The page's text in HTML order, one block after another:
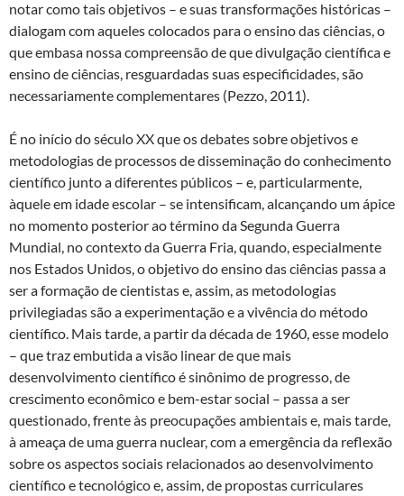
notar como tais objetivos – e suas transformações históricas –
dialogam com aqueles colocados para o ensino das ciências, o
que embasa nossa compreensão de que divulgação científica e
ensino de ciências, resguardadas suas especificidades, são
necessariamente complementares (Pezzo, 2011).
É no início do século XX que os debates sobre objetivos e
metodologias de processos de disseminação do conhecimento
científico junto a diferentes públicos – e, particularmente,
àquele em idade escolar – se intensificam, alcançando um ápice
no momento posterior ao término da Segunda Guerra
Mundial, no contexto da Guerra Fria, quando, especialmente
nos Estados Unidos, o objetivo do ensino das ciências passa a
ser a formação de cientistas e, assim, as metodologias
privilegiadas são a experimentação e a vivência do método
científico. Mais tarde, a partir da década de 1960, esse modelo
– que traz embutida a visão linear de que mais
desenvolvimento científico é sinônimo de progresso, de
crescimento econômico e bem-estar social – passa a ser
questionado, frente às preocupações ambientais e, mais tarde,
à ameaça de uma guerra nuclear, com a emergência da reflexão
sobre os aspectos sociais relacionados ao desenvolvimento
científico e tecnológico e, assim, de propostas curriculares